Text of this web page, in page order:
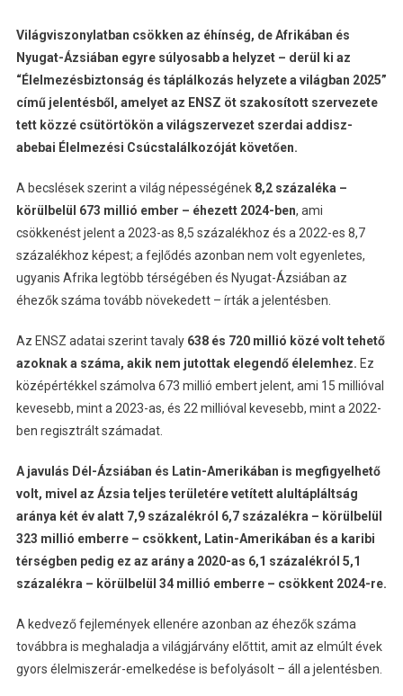
Világviszonylatban csökken az éhínség, de Afrikában és
Nyugat-Ázsiában egyre súlyosabb a helyzet – derül ki az
“Élelmezésbiztonság és táplálkozás helyzete a világban 2025”
című jelentésből, amelyet az ENSZ öt szakosított szervezete
tett közzé csütörtökön a világszervezet szerdai addisz-
abebai Élelmezési Csúcstalálkozóját követően.
A becslések szerint a világ népességének8,2 százaléka –
körülbelül 673 millió ember – éhezett 2024-ben, ami
csökkenést jelent a 2023-as 8,5 százalékhoz és a 2022-es 8,7
százalékhoz képest; a fejlődés azonban nem volt egyenletes,
ugyanis Afrika legtöbb térségében és Nyugat-Ázsiában az
éhezők száma tovább növekedett – írták a jelentésben.
Az ENSZ adatai szerint tavaly 638 és 720 millió közé volt tehető
azoknak a száma, akik nem jutottak elegendő élelemhez. Ez
középértékkel számolva 673 millió embert jelent, ami 15 millióval
kevesebb, mint a 2023-as, és 22 millióval kevesebb, mint a 2022-
ben regisztrált számadat.
A javulás Dél-Ázsiában és Latin-Amerikában is megfigyelhető
volt, mivel az Ázsia teljes területére vetített alultápláltság
aránya két év alatt 7,9 százalékról 6,7 százalékra – körülbelül
323 millió emberre – csökkent, Latin-Amerikában és a karibi
térségben pedig ez az arány a 2020-as 6,1 százalékról 5,1
százalékra – körülbelül 34 millió emberre – csökkent 2024-re.
A kedvező fejlemények ellenére azonban az éhezők száma
továbbra is meghaladja a világjárvány előttit, amit az elmúlt évek
gyors élelmiszerár-emelkedése is befolyásolt – áll a jelentésben.